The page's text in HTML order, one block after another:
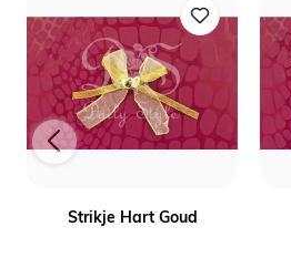
Strikje Hart Goud